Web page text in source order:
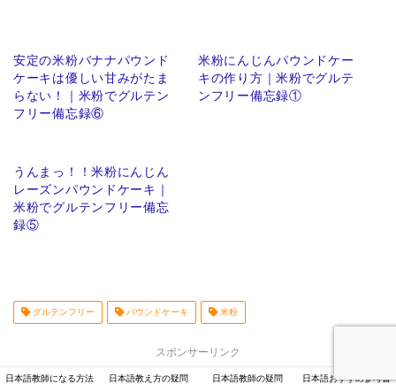
安定の米粉バナナパウンド
ケーキは優しい甘みがたま
らない！｜米粉でグルテン
フリー備忘録⑥
米粉にんじんパウンドケー
キの作り方｜米粉でグルテ
ンフリー備忘録①
うんまっ！！米粉にんじん
レーズンパウンドケーキ｜
米粉でグルテンフリー備忘
録⑤
グルテンフリー パウンドケーキ 米粉
スポンサーリンク
日本語教師になる方法 日本語教え方の疑問 日本語教師の疑問 日本語おすすめ参考書